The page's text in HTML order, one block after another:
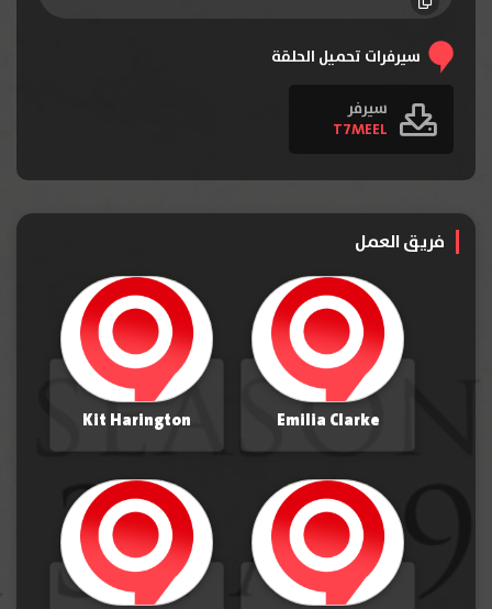
سيرفرات تحميل الحلقة
سيرفر
T7MEEL
فريق العمل
Emilia Clarke
Kit Harington